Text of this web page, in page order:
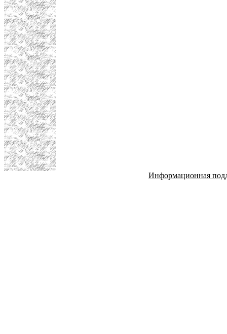
Информационная